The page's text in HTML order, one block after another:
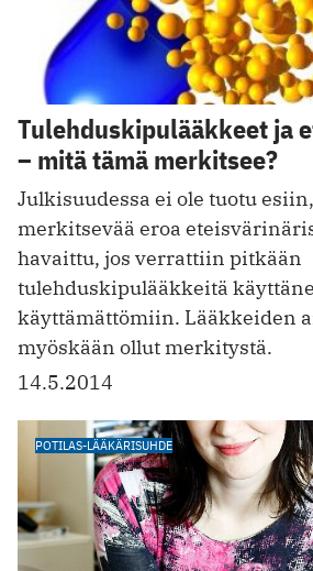
Tulehduskipulääkkeet ja
– mitä tämä merkitsee?
Julkisuudessa ei ole tuotu
merkitsevää eroa
havaittu, jos verrattiin pitkään
tulehduskipulääkkeitä
käyttämättömiin. Lääkkeiden
myöskään ollut merkitystä.
14.5.2014
POTILAS-LÄÄKÄRISUHDE